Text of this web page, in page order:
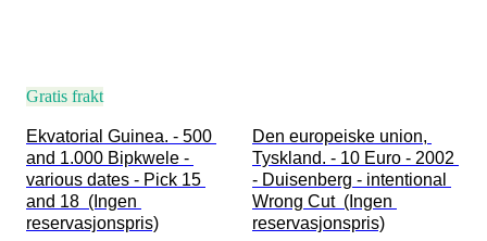
Gratis frakt
Ekvatorial Guinea. - 500
and 1.000 Bipkwele -
various dates - Pick 15
and 18  (Ingen
reservasjonspris)
Den europeiske union,
Tyskland. - 10 Euro - 2002
- Duisenberg - intentional
Wrong Cut  (Ingen
reservasjonspris)